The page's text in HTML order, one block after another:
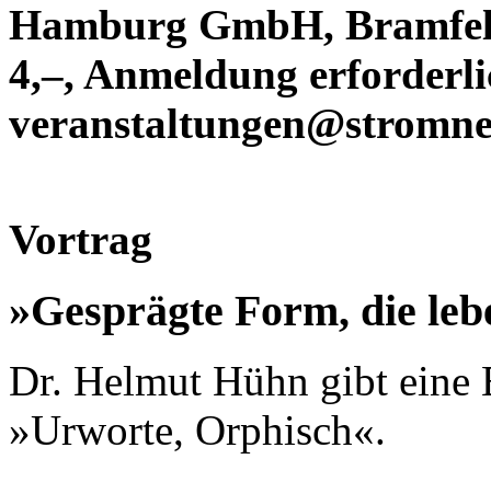
Hamburg GmbH,
4,–, Anmeldung
Vortrag
»Gesprägte Form, die
Dr. Helmut Hühn gibt eine
»Urworte, Orphisch«.